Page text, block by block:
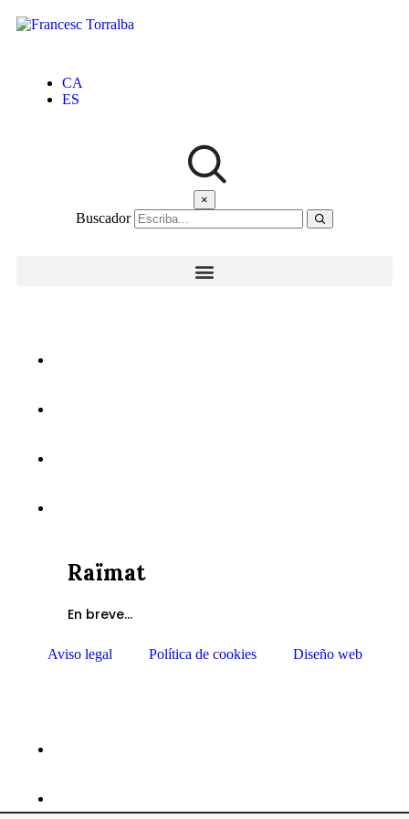
CA
ES
×
Buscador
Raïmat
En breve...
Aviso legal Política de cookies Diseño web